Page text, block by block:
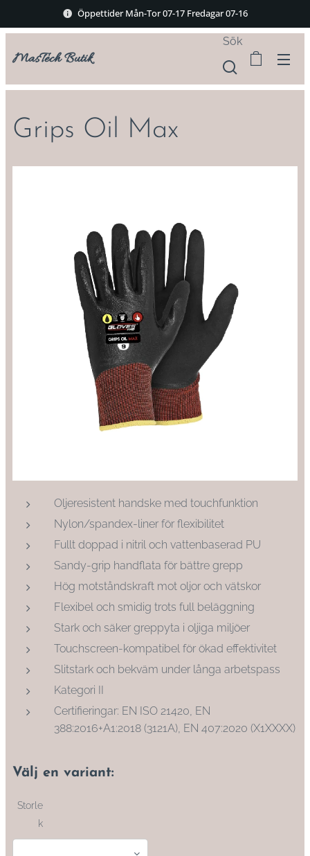
Öppettider Mån-Tor 07-17 Fredagar 07-16
MasTech Butik
Sök
Grips Oil Max
Oljeresistent handske med touchfunktion
Nylon/spandex-liner för flexibilitet
Fullt doppad i nitril och vattenbaserad PU
Sandy-grip handflata för bättre grepp
Hög motståndskraft mot oljor och vätskor
Flexibel och smidig trots full beläggning
Stark och säker greppyta i oljiga miljöer
Touchscreen-kompatibel för ökad effektivitet
Slitstark och bekväm under långa arbetspass
Kategori II
Certifieringar: EN ISO 21420, EN
388:2016+A1:2018 (3121A), EN 407:2020 (X1XXXX)
Välj en variant:
Storle
k